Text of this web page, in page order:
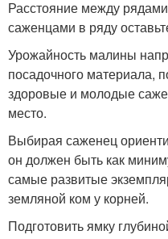
Расстояние между
саженцами в ряду
Урожайность малины
посадочного материала,
здоровые и молодые
место.
Выбирая саженец
он должен быть как
самые развитые
земляной ком у корней.
Подготовить ямку